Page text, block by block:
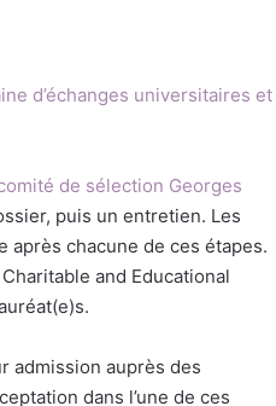
d’échanges universitaires et
de sélection Georges
puis un entretien. Les
après chacune de ces étapes.
and Educational
admission auprès des
dans l’une de ces